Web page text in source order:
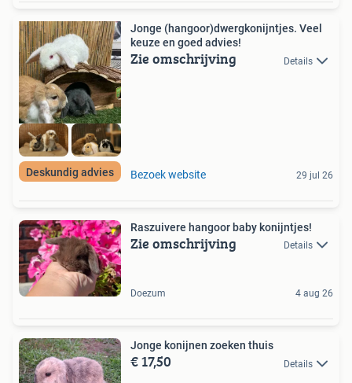
Deskundig advies
Jonge (hangoor)dwergkonijntjes. Veel
keuze en goed advies!
Zie omschrijving Details
Bezoek website 29 jul 26
Raszuivere hangoor baby konijntjes!
Zie omschrijving Details
Doezum 4 aug 26
Jonge konijnen zoeken thuis
€ 17,50 Details